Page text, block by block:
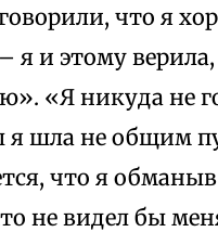
что я
и этому верила,
«Я никуда не
шла не общим
что я
не видел бы